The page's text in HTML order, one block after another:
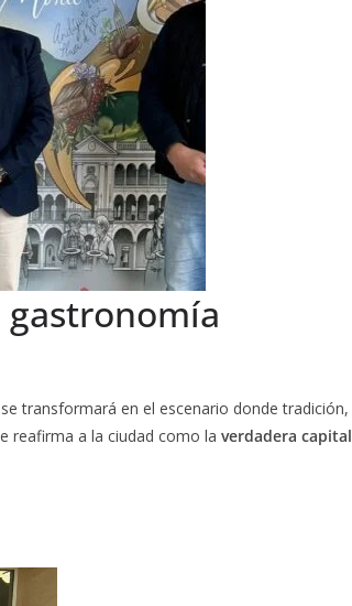
transformará en el escenario donde tradición,
reafirma a la ciudad como la verdadera capital